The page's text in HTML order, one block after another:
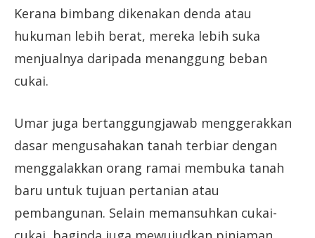
Kerana bimbang dikenakan denda atau
hukuman lebih berat, mereka lebih suka
menjualnya daripada menanggung beban
cukai.
Umar juga bertanggungjawab menggerakkan
dasar mengusahakan tanah terbiar dengan
menggalakkan orang ramai membuka tanah
baru untuk tujuan pertanian atau
pembangunan. Selain memansuhkan cukai-